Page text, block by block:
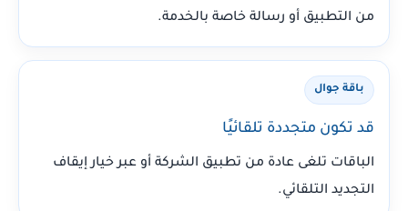
من التطبيق أو رسالة خاصة بالخدمة.
باقة جوال
قد تكون متجددة تلقائيًا
الباقات تلغى عادة من تطبيق الشركة أو عبر خيار إيقاف
التجديد التلقائي.